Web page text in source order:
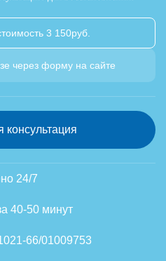
3 150руб.
через форму на сайте
консультация
24/7
40-50 минут
66/01009753